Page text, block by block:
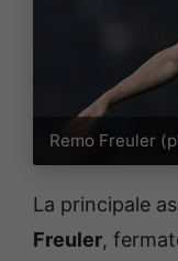
Remo Freuler
La principale
Freuler,